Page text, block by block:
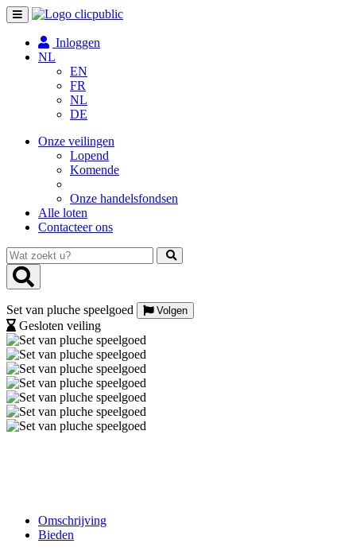
Toggle
navigation
Inloggen
NL
EN
FR
NL
DE
Onze veilingen
Lopend
Komende
Onze handelsfondsen
Alle loten
Contacteer ons
Wat
zoekt
u?
Set van pluche speelgoed Volgen
Gesloten veiling
Omschrijving
Bieden